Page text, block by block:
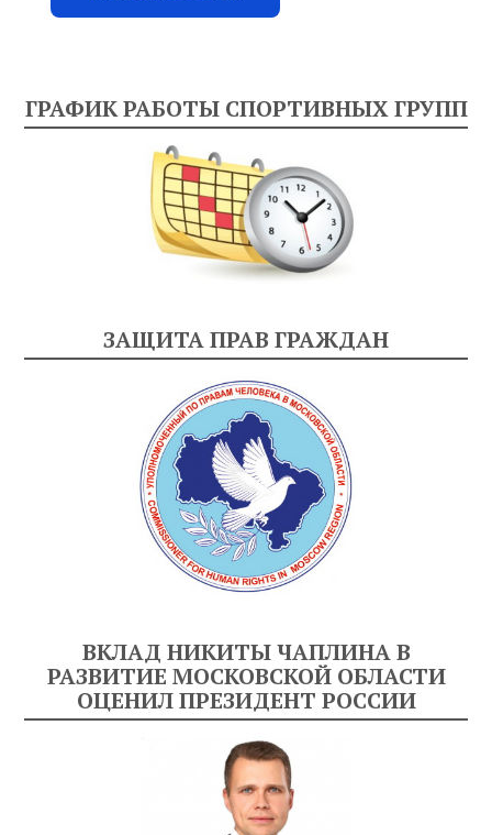
ГРАФИК РАБОТЫ СПОРТИВНЫХ ГРУПП
ЗАЩИТА ПРАВ ГРАЖДАН
ВКЛАД НИКИТЫ ЧАПЛИНА В
РАЗВИТИЕ МОСКОВСКОЙ ОБЛАСТИ
ОЦЕНИЛ ПРЕЗИДЕНТ РОССИИ